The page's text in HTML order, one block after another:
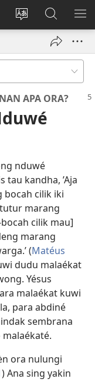
Ganti
Mlebu
(opens
Golèk
JW.ORG
APA ORA?
nduwé
tau kandha, ’Aja
bocah cilik iki
marang
cilik mau]
marang
(Matéus
dudu malaékat
Yésus
malaékat kuwi
para abdiné
sembrana
ora nulungi
) Ana sing yakin